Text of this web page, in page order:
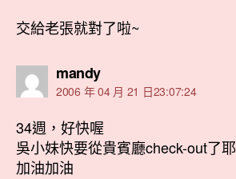
交給老張就對了啦~
mandy表
示:
2006 年 04 月 21 日23:07:24
34週，好快喔
吳小妹快要從貴賓廳check-out了耶
加油加油